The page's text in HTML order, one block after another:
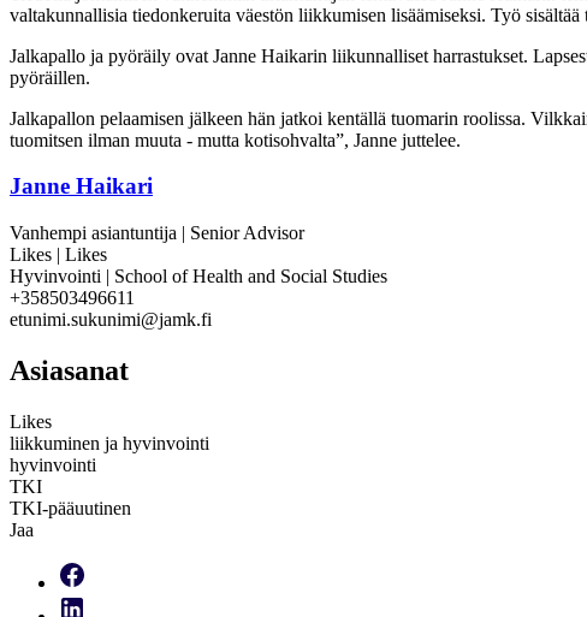
valtakunnallisia tiedonkeruita väestön liikkumisen lisäämiseksi. Työ
Jalkapallo ja pyöräily ovat Janne Haikarin liikunnalliset harrastukset.
pyöräillen.
Jalkapallon pelaamisen jälkeen hän jatkoi kentällä tuomarin roolissa.
tuomitsen ilman muuta - mutta kotisohvalta”, Janne juttelee.
Janne Haikari
Vanhempi asiantuntija | Senior Advisor
Likes | Likes
Hyvinvointi | School of Health and Social Studies
+358503496611
etunimi.sukunimi@jamk.fi
Asiasanat
Likes
liikkuminen ja hyvinvointi
hyvinvointi
TKI
TKI-pääuutinen
Jaa